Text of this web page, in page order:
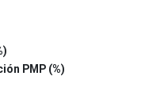
PMP (%)